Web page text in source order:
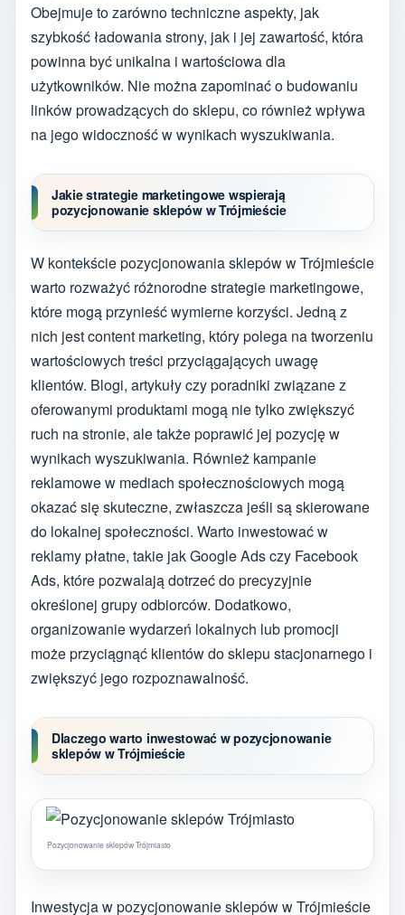
Obejmuje to zarówno techniczne aspekty, jak
szybkość ładowania strony, jak i jej zawartość, która
powinna być unikalna i wartościowa dla
użytkowników. Nie można zapominać o budowaniu
linków prowadzących do sklepu, co również wpływa
na jego widoczność w wynikach wyszukiwania.
Jakie strategie marketingowe wspierają
pozycjonowanie sklepów w Trójmieście
W kontekście pozycjonowania sklepów w Trójmieście
warto rozważyć różnorodne strategie marketingowe,
które mogą przynieść wymierne korzyści. Jedną z
nich jest content marketing, który polega na tworzeniu
wartościowych treści przyciągających uwagę
klientów. Blogi, artykuły czy poradniki związane z
oferowanymi produktami mogą nie tylko zwiększyć
ruch na stronie, ale także poprawić jej pozycję w
wynikach wyszukiwania. Również kampanie
reklamowe w mediach społecznościowych mogą
okazać się skuteczne, zwłaszcza jeśli są skierowane
do lokalnej społeczności. Warto inwestować w
reklamy płatne, takie jak Google Ads czy Facebook
Ads, które pozwalają dotrzeć do precyzyjnie
określonej grupy odbiorców. Dodatkowo,
organizowanie wydarzeń lokalnych lub promocji
może przyciągnąć klientów do sklepu stacjonarnego i
zwiększyć jego rozpoznawalność.
Dlaczego warto inwestować w pozycjonowanie
sklepów w Trójmieście
Pozycjonowanie sklepów Trójmiasto
Inwestycja w pozycjonowanie sklepów w Trójmieście